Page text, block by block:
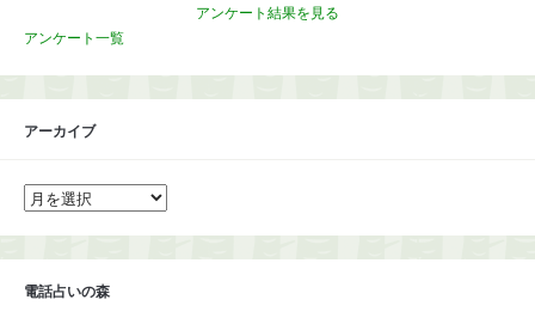
アンケート結果を見る
アンケート一覧
アーカイブ
ア
ー
イ
電話占いの森